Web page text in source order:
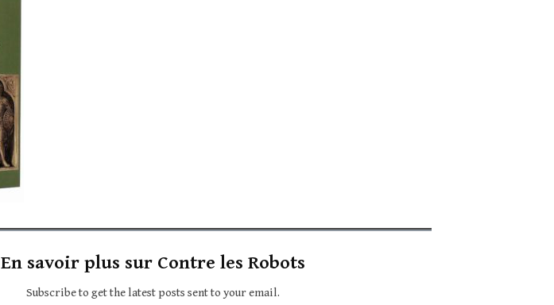
En savoir plus sur Contre les Robots
Subscribe to get the latest posts sent to your email.